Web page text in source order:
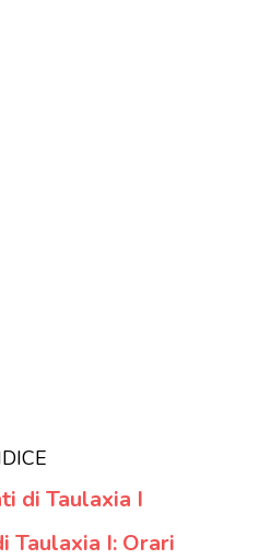
di Taulaxia I
Taulaxia I: Orari